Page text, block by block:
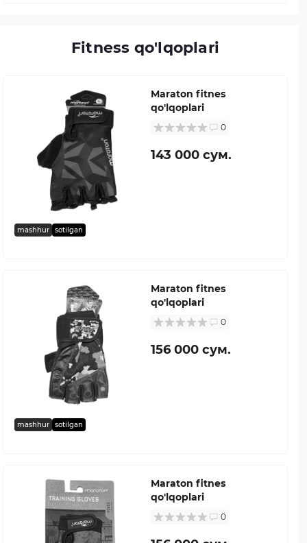
Fitness qo'lqoplari
mashhur sotilgan
Maraton fitnes
qo'lqoplari
0
143 000 сум.
mashhur sotilgan
Maraton fitnes
qo'lqoplari
0
156 000 сум.
Maraton fitnes
qo'lqoplari
0